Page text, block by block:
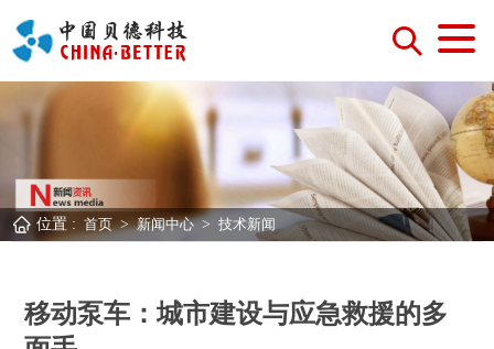
位置 : 首页 > 新闻中心 > 技术新闻
移动泵车：城市建设与应急救援的多